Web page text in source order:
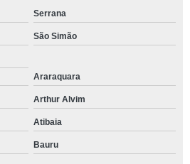
Serrana
São Simão
Araraquara
Arthur Alvim
Atibaia
Bauru